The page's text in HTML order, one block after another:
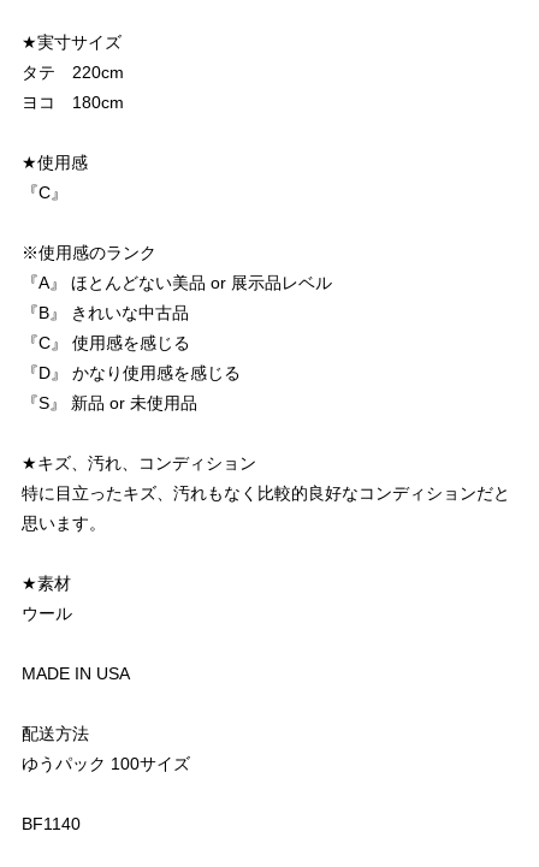
★実寸サイズ
タテ 220cm
ヨコ 180cm
★使用感
『C』
※使用感のランク
『A』 ほとんどない美品 or 展示品レベル
『B』 きれいな中古品
『C』 使用感を感じる
『D』 かなり使用感を感じる
『S』 新品 or 未使用品
★キズ、汚れ、コンディション
特に目立ったキズ、汚れもなく比較的良好なコンディションだと
思います。
★素材
ウール
MADE IN USA
配送方法
ゆうパック 100サイズ
BF1140